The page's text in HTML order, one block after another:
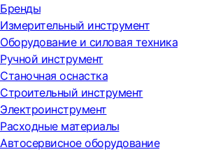
Бренды
Измерительный инструмент
Оборудование и силовая техника
Ручной инструмент
Станочная оснастка
Строительный инструмент
Электроинструмент
Расходные материалы
Автосервисное оборудование